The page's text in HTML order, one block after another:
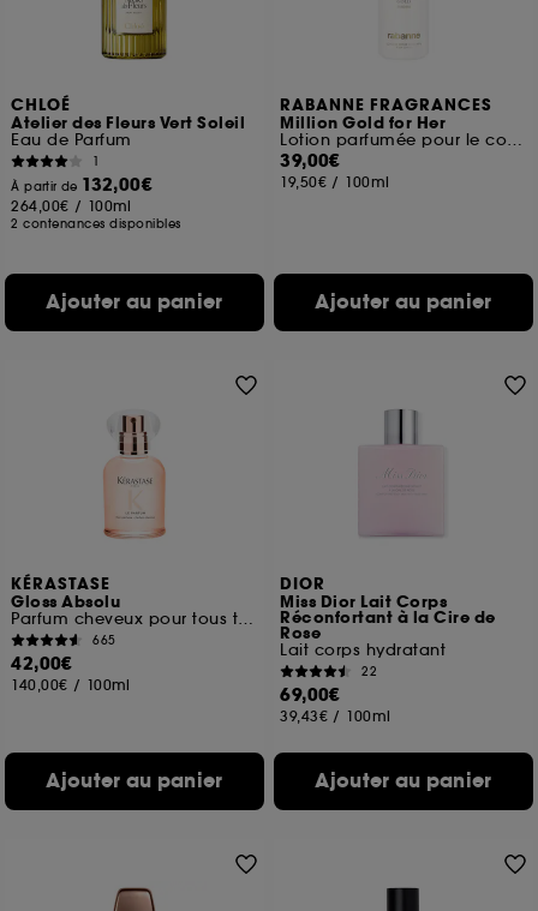
CHLOÉ
Atelier des Fleurs Vert Soleil
Eau de Parfum
1
À partir de 132,00€
264,00€ / 100ml
2 contenances disponibles
Ajouter au panier
RABANNE FRAGRANCES
Million Gold for Her
Lotion parfumée pour le corps
39,00€
19,50€ / 100ml
Ajouter au panier
KÉRASTASE
Gloss Absolu
Parfum cheveux pour tous types de cheveux
665
42,00€
140,00€ / 100ml
Ajouter au panier
DIOR
Miss Dior Lait Corps
Réconfortant à la Cire de
Rose
Lait corps hydratant
22
69,00€
39,43€ / 100ml
Ajouter au panier